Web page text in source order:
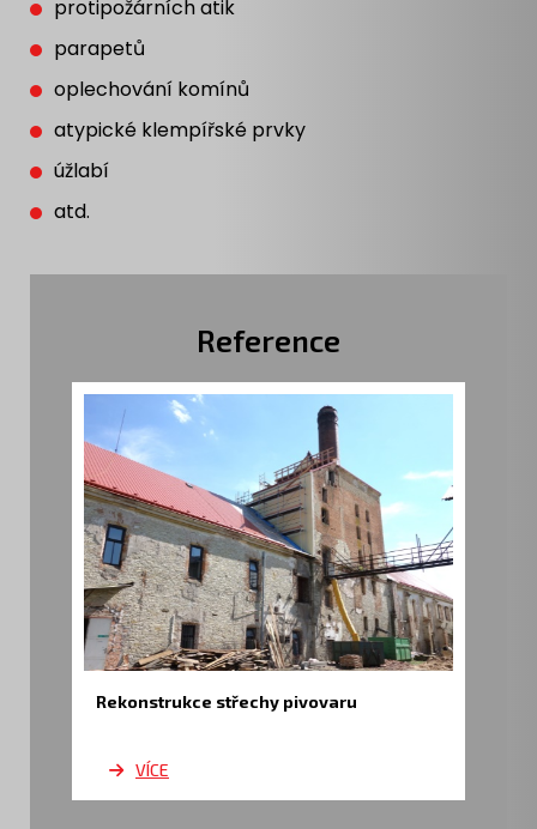
protipožárních atik
parapetů
oplechování komínů
atypické klempířské prvky
úžlabí
atd.
Reference
Rekonstrukce střechy pivovaru
VÍCE